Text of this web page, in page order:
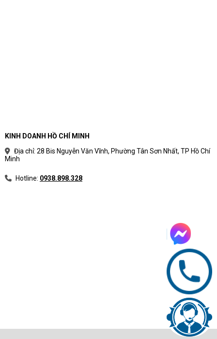
KINH DOANH HỒ CHÍ MINH
Địa chỉ: 28 Bis Nguyễn Văn Vĩnh, Phường Tân Sơn Nhất, TP Hồ Chí
Minh
Hotline: 0938.898.328